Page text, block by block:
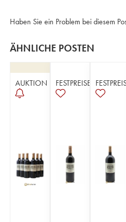
Haben Sie ein Problem bei diesem
ÄHNLICHE POSTEN
AUKTION FESTPREISE